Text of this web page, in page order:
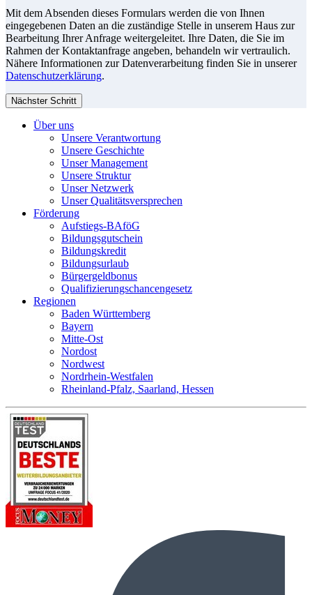
Mit dem Absenden dieses Formulars werden die von Ihnen
eingegebenen Daten an die zuständige Stelle in unserem Haus zur
Bearbeitung Ihrer Anfrage weitergeleitet. Ihre Daten, die Sie im
Rahmen der Kontaktanfrage angeben, behandeln wir vertraulich.
Nähere Informationen zur Datenverarbeitung finden Sie in unserer
Datenschutzerklärung.
Nächster Schritt
Über uns
Unsere Verantwortung
Unsere Geschichte
Unser Management
Unsere Struktur
Unser Netzwerk
Unser Qualitätsversprechen
Förderung
Aufstiegs-BAföG
Bildungsgutschein
Bildungskredit
Bildungsurlaub
Bürgergeldbonus
Qualifizierungschancengesetz
Regionen
Baden Württemberg
Bayern
Mitte-Ost
Nordost
Nordwest
Nordrhein-Westfalen
Rheinland-Pfalz, Saarland, Hessen